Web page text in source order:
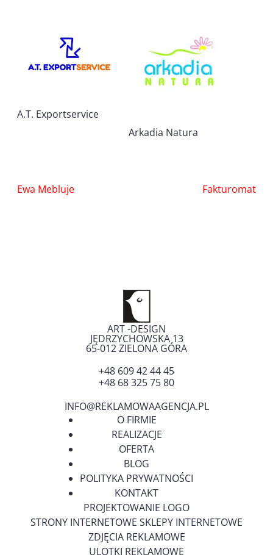
A.T. Exportservice
Arkadia Natura
Nawigacja
Ewa Mebluje Fakturomat
ART -DESIGN
JĘDRZYCHOWSKA 13
65-012ZIELONA GÓRA
+48 609 42 44 45
+48 68 325 75 80
INFO@REKLAMOWAAGENCJA.PL
O FIRMIE
REALIZACJE
OFERTA
BLOG
POLITYKA PRYWATNOŚCI
KONTAKT
PROJEKTOWANIE LOGO
STRONY INTERNETOWE SKLEPY INTERNETOWE
ZDJĘCIA REKLAMOWE
ULOTKI REKLAMOWE